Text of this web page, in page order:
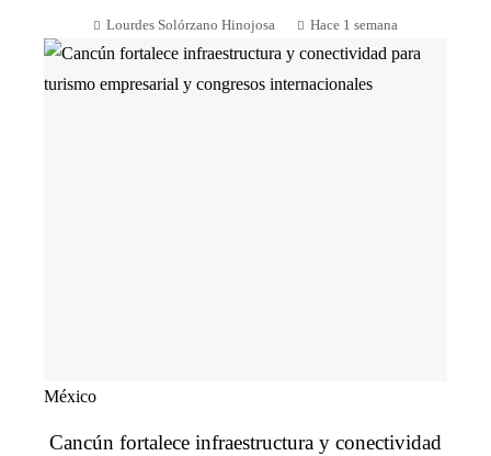
Lourdes Solórzano Hinojosa Hace 1 semana
México
Cancún fortalece infraestructura y conectividad